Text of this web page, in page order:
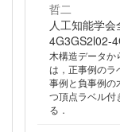
哲二
人工知能学
4G3GS2l02-
木構造データ
は，正事例のラ
事例と負事例の
つ頂点ラベル付
る．